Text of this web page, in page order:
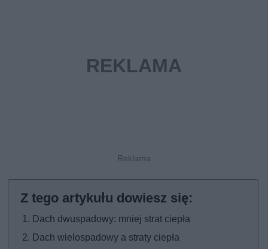
Dach dwuspadowy: mniej strat ciepła
Dach wielospadowy a straty ciepła